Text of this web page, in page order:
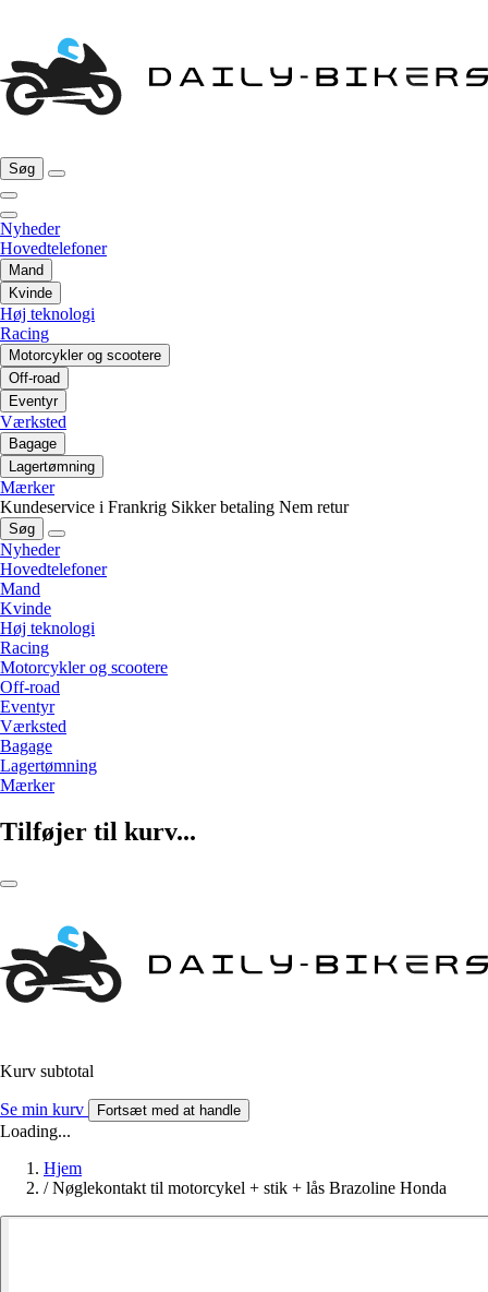
Søg
Nyheder
Hovedtelefoner
Mand
Kvinde
Høj teknologi
Racing
Motorcykler og scootere
Off-road
Eventyr
Værksted
Bagage
Lagertømning
Mærker
Kundeservice i Frankrig Sikker betaling Nem retur
Søg
Nyheder
Hovedtelefoner
Mand
Kvinde
Høj teknologi
Racing
Motorcykler og scootere
Off-road
Eventyr
Værksted
Bagage
Lagertømning
Mærker
Tilføjer til kurv...
Kurv subtotal
Se min kurv Fortsæt med at handle
Loading...
Hjem
/ Nøglekontakt til motorcykel + stik + lås Brazoline Honda